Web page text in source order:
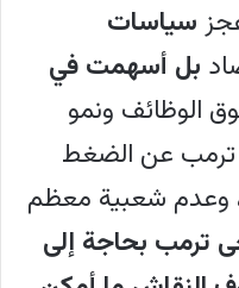
سياسات
بل أسهمت في
ونمو
ترمب عن الضغط
وعدم شعبية معظم
ترمب بحاجة إلى